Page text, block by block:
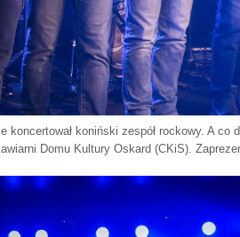
koncertował koniński zespół rockowy. A co
Domu Kultury Oskard (CKiS).